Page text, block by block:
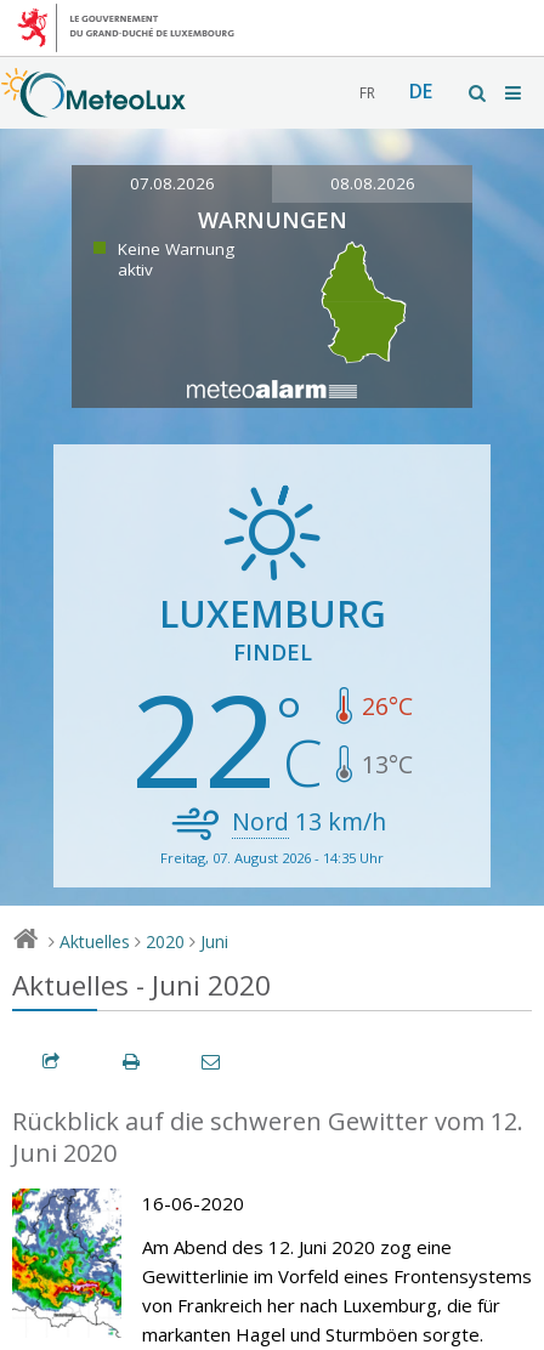
FR DE
07.08.2026 08.08.2026
WARNUNGEN
Keine Warnung
aktiv
LUXEMBURG
FINDEL
22 26°C
13°C
Nord 13 km/h
Freitag, 07. August 2026 - 14:35 Uhr
> Aktuelles > 2020 > Juni
Aktuelles - Juni 2020
Rückblick auf die schweren Gewitter vom 12.
Juni 2020
16-06-2020
Am Abend des 12. Juni 2020 zog eine
Gewitterlinie im Vorfeld eines Frontensystems
von Frankreich her nach Luxemburg, die für
markanten Hagel und Sturmböen sorgte.